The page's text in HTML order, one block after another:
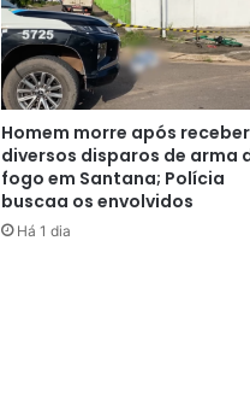
Homem morre após receber
diversos disparos de arma
fogo em Santana; Polícia
buscaa os envolvidos
Há 1 dia